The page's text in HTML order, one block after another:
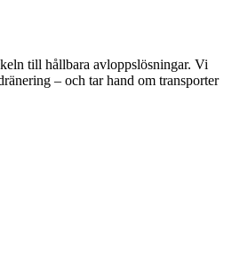
till hållbara avloppslösningar. Vi
– och tar hand om transporter